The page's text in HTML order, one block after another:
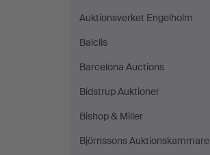
Auktionsverket Engelholm
Balclis
Barcelona Auctions
Bidstrup Auktioner
Bishop & Miller
Björnssons Auktionskammare